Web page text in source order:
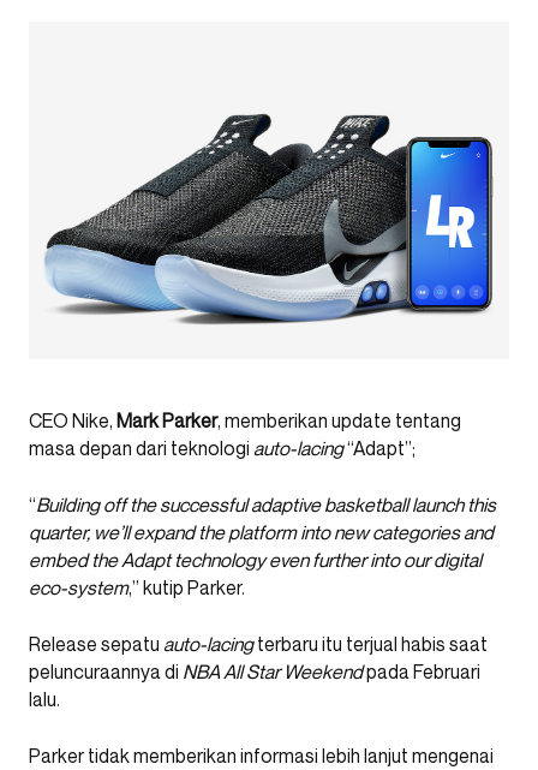
CEO Nike, Mark Parker, memberikan update tentang
masa depan dari teknologi auto-lacing“Adapt”;
“Building off the successful adaptive basketball launch this
quarter, we’ll expand the platform into new categories and
embed the Adapt technology even further into our digital
eco-system,” kutip Parker.
Release sepatu auto-lacingterbaru itu terjual habis saat
peluncuraannya di NBA All Star Weekendpada Februari
lalu.
Parker tidak memberikan informasi lebih lanjut mengenai